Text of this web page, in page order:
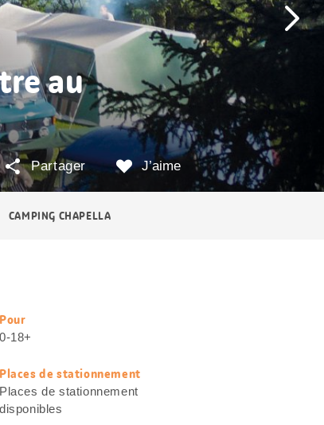
CAMPING CHAPELLA
au
J’aime
Partager
Informations
utiles
Pour
0-18+
Places de stationnement
Places de stationnement
disponibles